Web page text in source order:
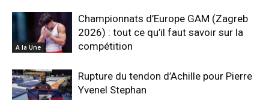
A la Une
Championnats d’Europe GAM (Zagreb
2026) : tout ce qu’il faut savoir sur la
compétition
Rupture du tendon d’Achille pour Pierre
Yvenel Stephan